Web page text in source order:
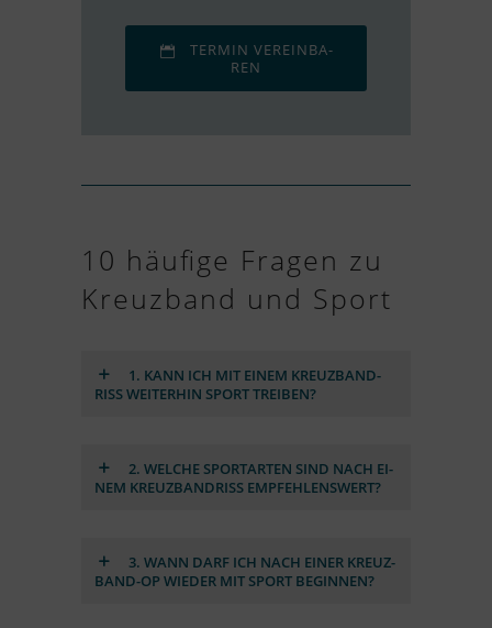
TER­MIN VER­EIN­BA­
REN
10 häu­fige Fra­gen zu
Kreuz­band und Sport
1. KANN ICH MIT EI­NEM KREUZ­BAND­
RISS WEI­TER­HIN SPORT TREI­BEN?
2. WEL­CHE SPORT­AR­TEN SIND NACH EI­
NEM KREUZ­BAND­RISS EMP­FEH­LENS­WERT?
3. WANN DARF ICH NACH EI­NER KREUZ­
BAND-OP WIE­DER MIT SPORT BE­GIN­NEN?